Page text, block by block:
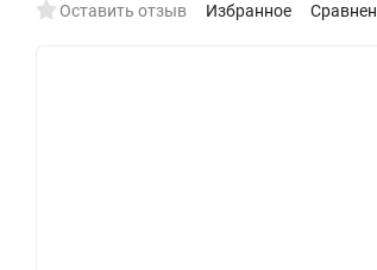
Оставить отзыв Избранное